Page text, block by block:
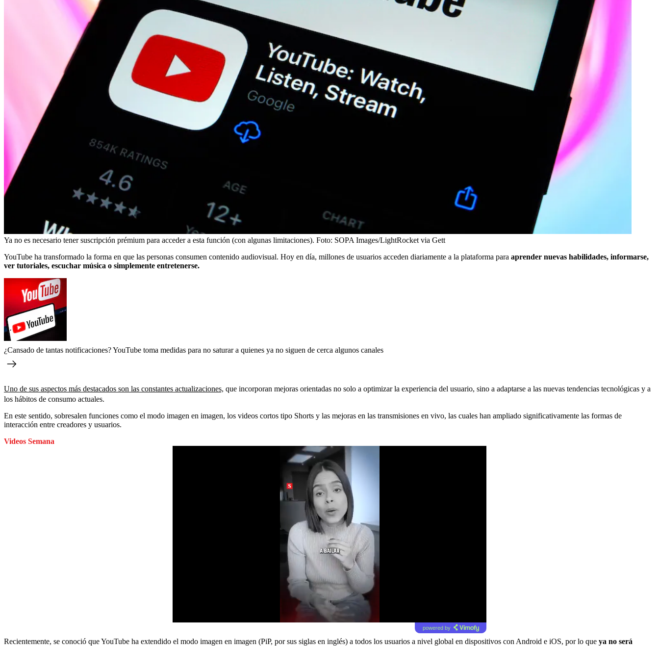
Ya no es necesario tener suscripción prémium para acceder a esta función (con algunas limitaciones). Foto: SOPA Images/LightRocket via Gett
YouTube ha transformado la forma en que las personas consumen contenido audiovisual. Hoy en día, millones de usuarios acceden diariamente a la plataforma para aprender nuevas habilidades, informarse,
ver tutoriales, escuchar música o simplemente entretenerse.
¿Cansado de tantas notificaciones? YouTube toma medidas para no saturar a quienes ya no siguen de cerca algunos canales
Uno de sus aspectos más destacados son las constantes actualizaciones, que incorporan mejoras orientadas no solo a optimizar la experiencia del usuario, sino a adaptarse a las nuevas tendencias tecnológicas y a
los hábitos de consumo actuales.
En este sentido, sobresalen funciones como el modo imagen en imagen, los videos cortos tipo Shorts y las mejoras en las transmisiones en vivo, las cuales han ampliado significativamente las formas de
interacción entre creadores y usuarios.
Videos Semana
powered by
Recientemente, se conoció que YouTube ha extendido el modo imagen en imagen (PiP, por sus siglas en inglés) a todos los usuarios a nivel global en dispositivos con Android e iOS, por lo que ya no será